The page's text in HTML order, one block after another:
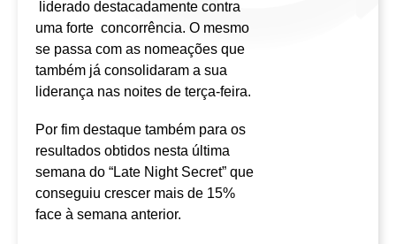
liderado destacadamente contra
uma forte concorrência. O mesmo
se passa com as nomeações que
também já consolidaram a sua
liderança nas noites de terça-feira.
Por fim destaque também para os
resultados obtidos nesta última
semana do “Late Night Secret” que
conseguiu crescer mais de 15%
face à semana anterior.